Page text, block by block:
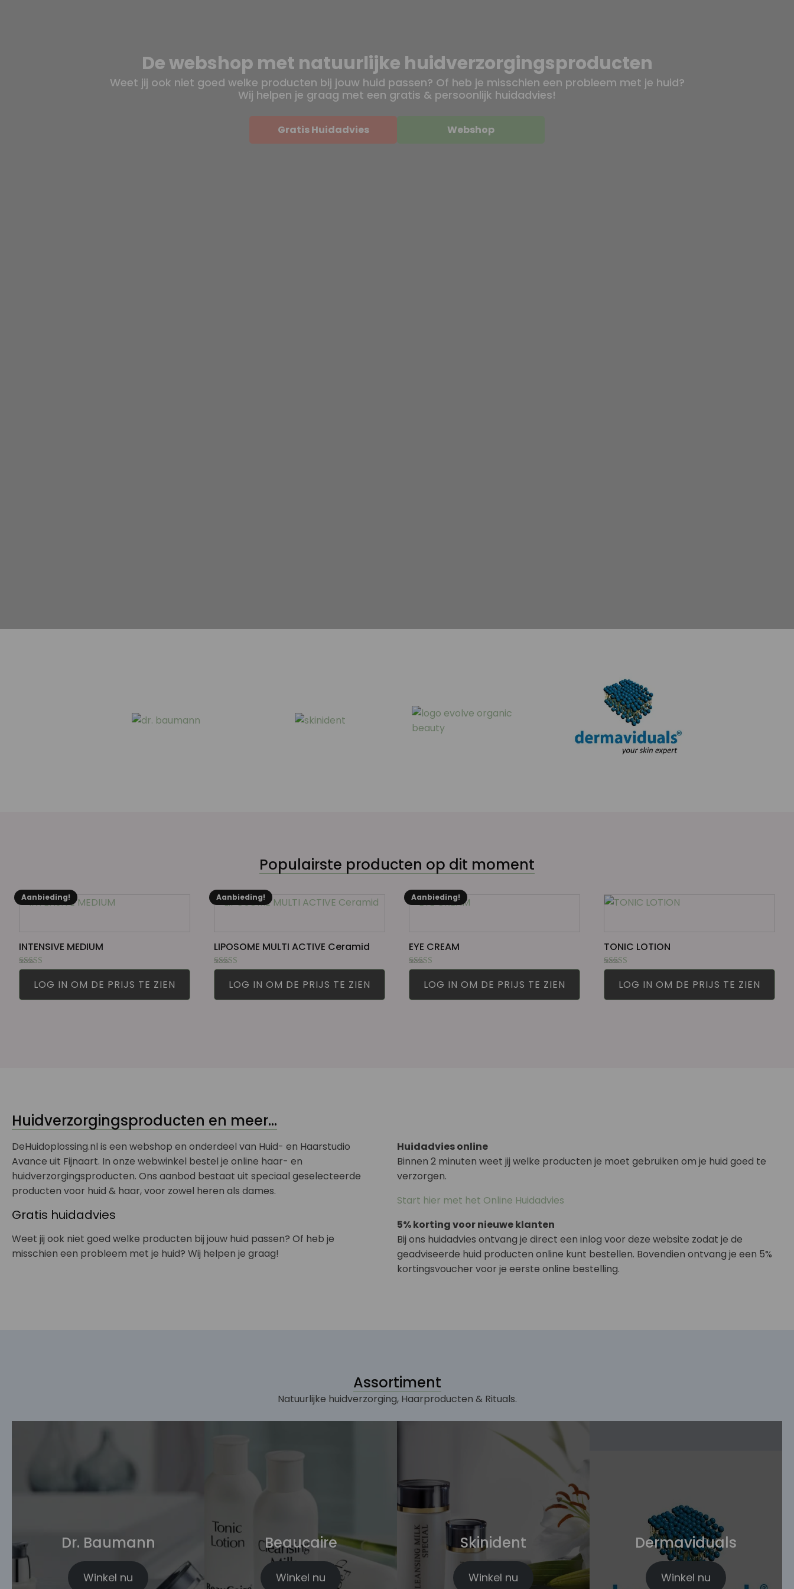
De webshop met natuurlijke huidverzorgingsproducten
Weet jij ook niet goed welke producten bij jouw huid passen? Of heb je misschien een probleem met je huid?
Wij helpen je graag met een gratis & persoonlijk huidadvies!
Gratis Huidadvies Webshop
Populairste producten op dit moment
Aanbieding!
INTENSIVE MEDIUM
Gewaardeerd
LOG IN OM DE PRIJS TE ZIEN
Aanbieding!
LIPOSOME MULTI ACTIVE Ceramid
Gewaardeerd
LOG IN OM DE PRIJS TE ZIEN
Aanbieding!
EYE CREAM
Gewaardeerd
LOG IN OM DE PRIJS TE ZIEN
TONIC LOTION
Gewaardeerd
LOG IN OM DE PRIJS TE ZIEN
Huidverzorgingsproducten en meer...
DeHuidoplossing.nl is een webshop en onderdeel van Huid- en Haarstudio
Avance uit Fijnaart. In onze webwinkel bestel je online haar- en
huidverzorgingsproducten. Ons aanbod bestaat uit speciaal geselecteerde
producten voor huid & haar, voor zowel heren als dames.
Gratis huidadvies
Weet jij ook niet goed welke producten bij jouw huid passen? Of heb je
misschien een probleem met je huid? Wij helpen je graag!
Huidadvies online
Binnen 2 minuten weet jij welke producten je moet gebruiken om je huid goed te
verzorgen.
Start hier met het Online Huidadvies
5% korting voor nieuwe klanten
Bij ons huidadvies ontvang je direct een inlog voor deze website zodat je de
geadviseerde huid producten online kunt bestellen. Bovendien ontvang je een 5%
kortingsvoucher voor je eerste online bestelling.
Assortiment
Natuurlijke huidverzorging, Haarproducten & Rituals.
Dr. Baumann
Winkel nu
Beaucaire
Winkel nu
Skinident
Winkel nu
Dermaviduals
Winkel nu